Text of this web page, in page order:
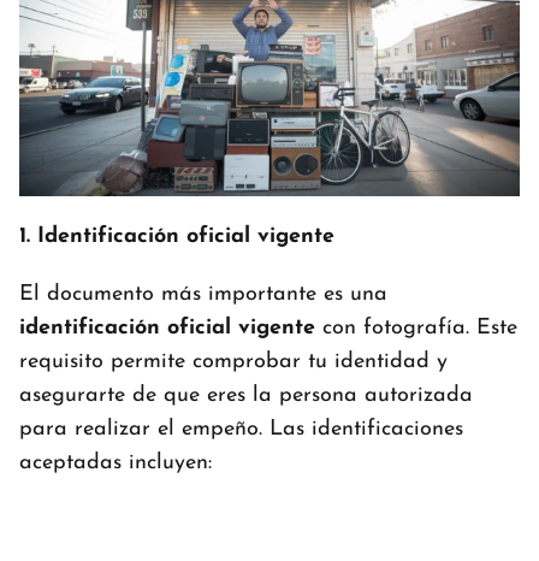
1. Identificación oficial vigente
El documento más importante es una
identificación oficial vigente con fotografía. Este
requisito permite comprobar tu identidad y
asegurarte de que eres la persona autorizada
para realizar el empeño. Las identificaciones
aceptadas incluyen: